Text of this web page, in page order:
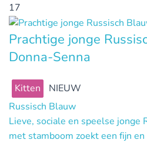
17
Prachtige jonge
Donna-Senna
Kitten
NIEUW
Russisch Blauw
Lieve, sociale en speelse jonge
met stamboom zoekt een fijn